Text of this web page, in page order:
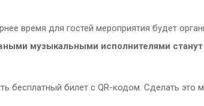
время для гостей мероприятия будет
музыкальными исполнителями станут
бесплатный билет с QR-кодом. Сделать это